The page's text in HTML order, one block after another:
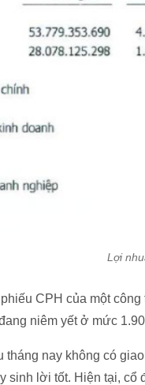
Lợi
CPH của một
niêm yết ở mức
tháng nay không có
sinh lời tốt. Hiện tại,